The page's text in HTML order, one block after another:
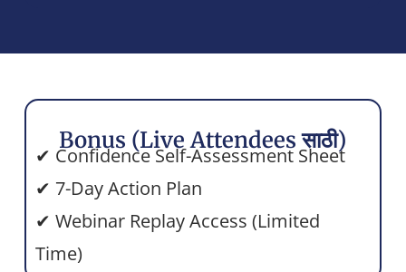
Bonus (Live Attendees साठी)
✔ Confidence Self-Assessment Sheet
✔ 7-Day Action Plan
✔ Webinar Replay Access (Limited
Time)